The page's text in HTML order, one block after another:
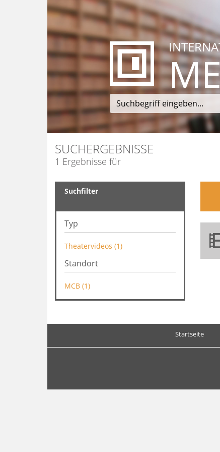
SUCHERGEBNISSE
1 Ergebnisse für
Suchfilter
Typ
Theatervideos (1)
Standort
MCB (1)
Startseite